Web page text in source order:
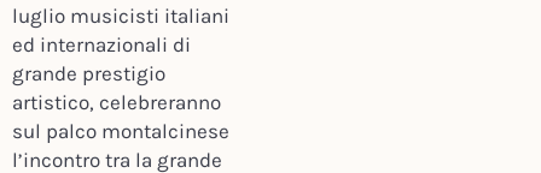
luglio musicisti italiani
ed internazionali di
grande prestigio
artistico, celebreranno
sul palco montalcinese
l’incontro tra la grande